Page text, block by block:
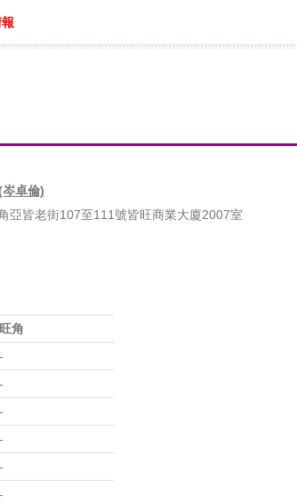
卓倫)
亞皆老街107至111號皆旺商業大廈2007室
旺角
-
-
-
-
-
-